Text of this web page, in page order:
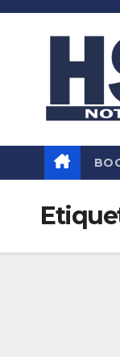
Saltar